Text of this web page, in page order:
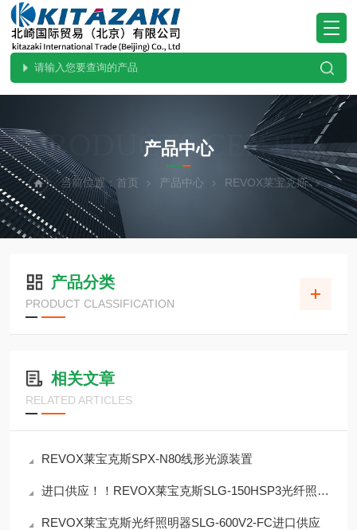
PRODUCTS CENTER
产品中心
当前位置： 首页 产品中心 REVOX莱宝克斯
产品分类
PRODUCT CLASSIFICATION
相关文章
RELATED ARTICLES
REVOX莱宝克斯SPX-N80线形光源装置
进口供应！！REVOX莱宝克斯SLG-150HSP3光纤照明器
REVOX莱宝克斯光纤照明器SLG-600V2-FC进口供应